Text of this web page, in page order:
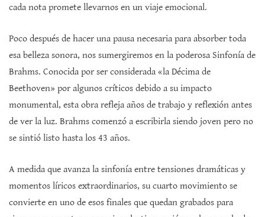
cada nota promete llevarnos en un viaje emocional.
Poco después de hacer una pausa necesaria para absorber toda
esa belleza sonora, nos sumergiremos en la poderosa Sinfonía de
Brahms. Conocida por ser considerada «la Décima de
Beethoven» por algunos críticos debido a su impacto
monumental, esta obra refleja años de trabajo y reflexión antes
de ver la luz. Brahms comenzó a escribirla siendo joven pero no
se sintió listo hasta los 43 años.
A medida que avanza la sinfonía entre tensiones dramáticas y
momentos líricos extraordinarios, su cuarto movimiento se
convierte en uno de esos finales que quedan grabados para